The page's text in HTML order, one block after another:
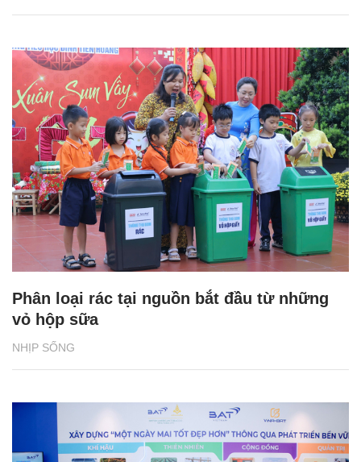
NHỊP SỐNG
Phân loại rác tại nguồn bắt đầu từ những
vỏ hộp sữa